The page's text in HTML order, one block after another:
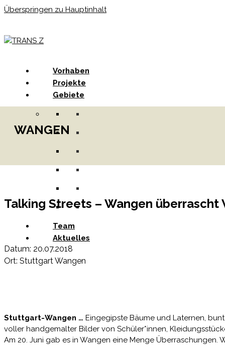
Überspringen zu Hauptinhalt
Vorhaben
Projekte
Gebiete
Team
Aktuelles
WANGEN
Talking Streets – Wangen überrascht
Datum: 20.07.2018
Ort: Stuttgart Wangen
Stuttgart-Wangen … Eingegipste Bäume und Laternen,
voller handgemalter Bilder von Schüler*innen,
Am 20. Juni gab es in Wangen eine Menge Überraschungen.